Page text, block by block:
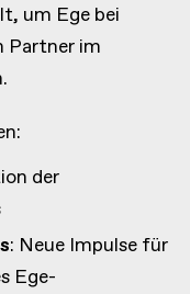
um Ege bei
Partner im
der
: Neue Impulse für
Ege-